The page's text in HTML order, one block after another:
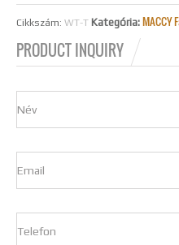
MENNYISÉG
Cikkszám: WT-T Kategória: MACCY
PRODUCT INQUIRY